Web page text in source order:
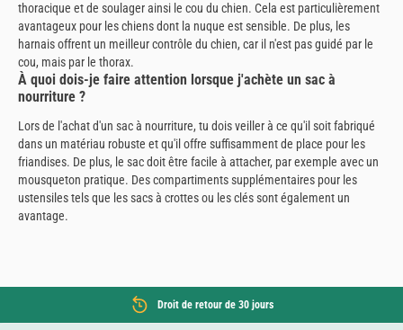
thoracique et de soulager ainsi le cou du chien. Cela est particulièrement
avantageux pour les chiens dont la nuque est sensible. De plus, les
harnais offrent un meilleur contrôle du chien, car il n'est pas guidé par le
cou, mais par le thorax.
À quoi dois-je faire attention lorsque j'achète un sac à
nourriture ?
Lors de l'achat d'un sac à nourriture, tu dois veiller à ce qu'il soit fabriqué
dans un matériau robuste et qu'il offre suffisamment de place pour les
friandises. De plus, le sac doit être facile à attacher, par exemple avec un
mousqueton pratique. Des compartiments supplémentaires pour les
ustensiles tels que les sacs à crottes ou les clés sont également un
avantage.
Droit de retour de 30 jours